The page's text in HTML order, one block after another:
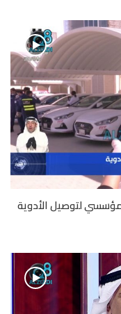
لتوصيل الأدوية